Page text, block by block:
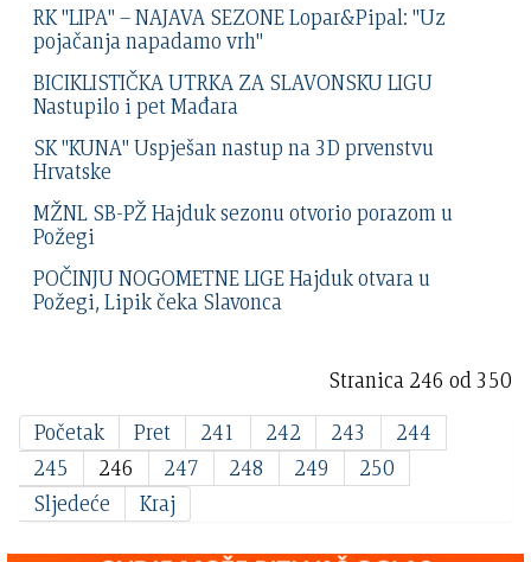
RK "LIPA" – NAJAVA SEZONE Lopar&Pipal: "Uz
pojačanja napadamo vrh"
BICIKLISTIČKA UTRKA ZA SLAVONSKU LIGU
Nastupilo i pet Mađara
SK "KUNA" Uspješan nastup na 3D prvenstvu
Hrvatske
MŽNL SB-PŽ Hajduk sezonu otvorio porazom u
Požegi
POČINJU NOGOMETNE LIGE Hajduk otvara u
Požegi, Lipik čeka Slavonca
Stranica 246 od 350
Početak
Pret 241 242 243
244
245
246 247 248 249
250
Sljedeće
Kraj